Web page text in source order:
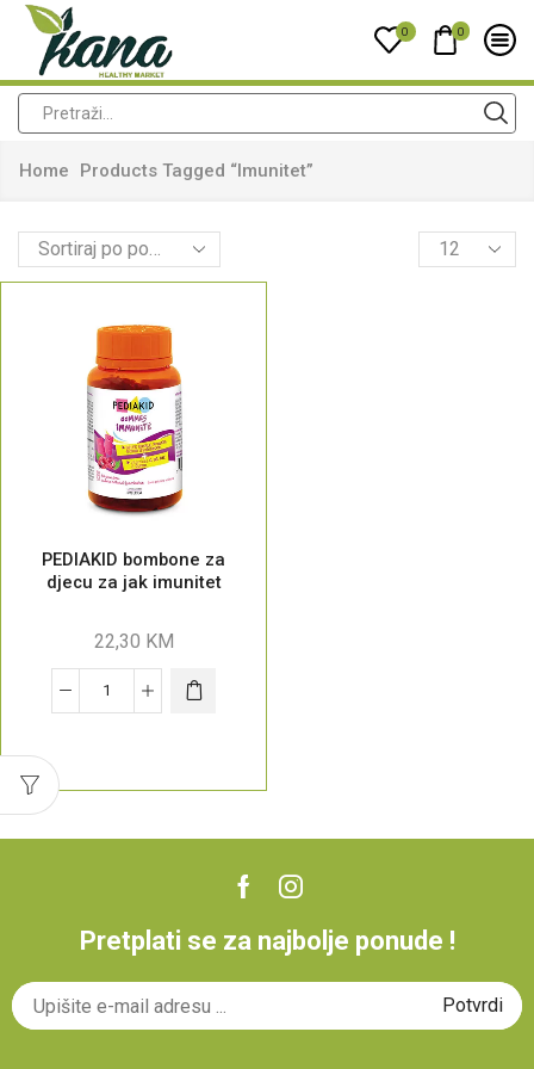
0 0
Home Products Tagged “imunitet”
PEDIAKID bombone za
djecu za jak imunitet
22,30 KM
Pretplati se za najbolje ponude !